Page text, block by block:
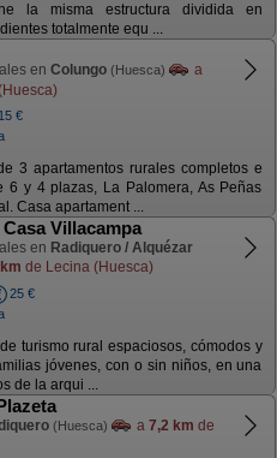
la misma estructura dividida en
totalmente equ ...
en Colungo (Huesca)
a
15 €
3 apartamentos rurales completos e
6 y 4 plazas, La Palomera, As Peñas
Casa apartament ...
Villacampa
en Radiquero / Alquézar
de Lecina (Huesca)
25 €
turismo rural espaciosos, cómodos y
jóvenes, con o sin niños, en una
de la arqui ...
(Huesca) a 7,2 km de